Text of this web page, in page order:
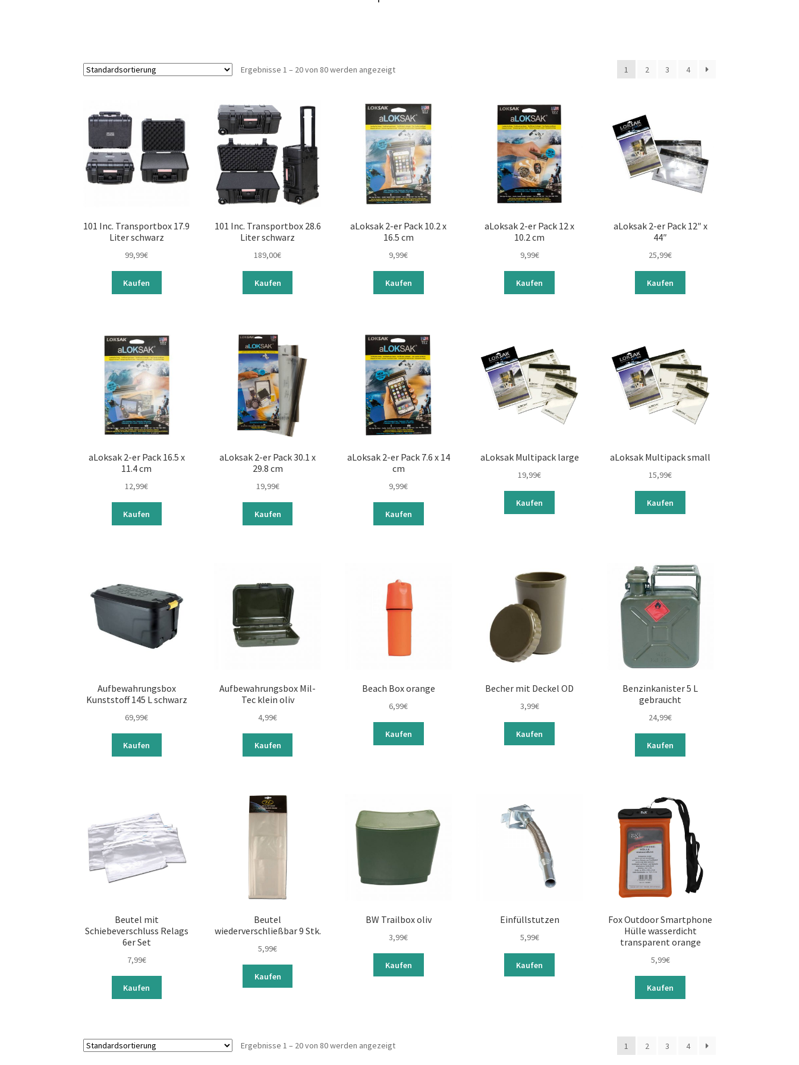
Ergebnisse 1 – 20 von 80 werden angezeigt 1 2 3 4
101 Inc. Transportbox 17.9
Liter schwarz
99,99€
Kaufen
101 Inc. Transportbox 28.6
Liter schwarz
189,00€
Kaufen
aLoksak 2-er Pack 10.2 x
16.5 cm
9,99€
Kaufen
aLoksak 2-er Pack 12 x
10.2 cm
9,99€
Kaufen
aLoksak 2-er Pack 12″ x
44″
25,99€
Kaufen
aLoksak 2-er Pack 16.5 x
11.4 cm
12,99€
Kaufen
aLoksak 2-er Pack 30.1 x
29.8 cm
19,99€
Kaufen
aLoksak 2-er Pack 7.6 x 14
cm
9,99€
Kaufen
aLoksak Multipack large
19,99€
Kaufen
aLoksak Multipack small
15,99€
Kaufen
Aufbewahrungsbox
Kunststoff 145 L schwarz
69,99€
Kaufen
Aufbewahrungsbox Mil-
Tec klein oliv
4,99€
Kaufen
Beach Box orange
6,99€
Kaufen
Becher mit Deckel OD
3,99€
Kaufen
Benzinkanister 5 L
gebraucht
24,99€
Kaufen
Beutel mit
Schiebeverschluss Relags
6er Set
7,99€
Kaufen
Beutel
wiederverschließbar 9 Stk.
5,99€
Kaufen
BW Trailbox oliv
3,99€
Kaufen
Einfüllstutzen
5,99€
Kaufen
Fox Outdoor Smartphone
Hülle wasserdicht
transparent orange
5,99€
Kaufen
Ergebnisse 1 – 20 von 80 werden angezeigt 1 2 3 4